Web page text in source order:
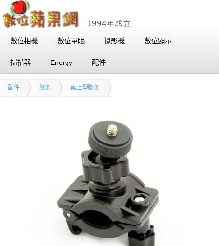
數位相機 數位單眼 攝影機 數位顯示
掃描器 Energy 配件
配件 腳架 桌上型腳架